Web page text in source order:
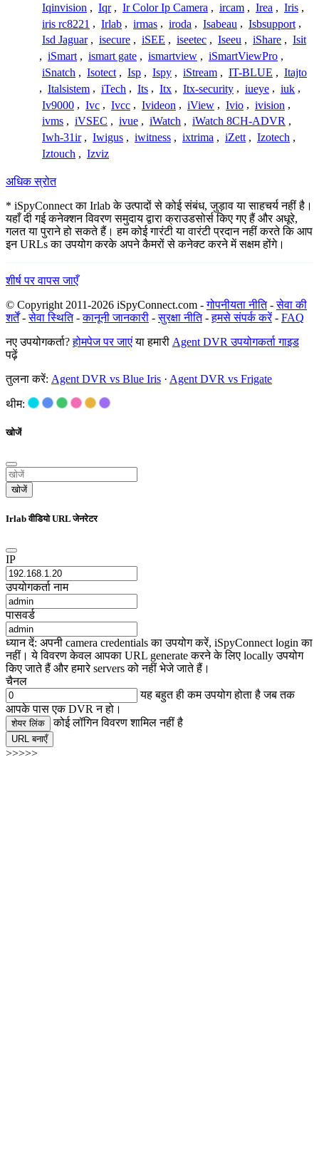
Iqinvision , Iqr , Ir Color Ip Camera , ircam , Irea , Iris ,
iris rc8221 , Irlab , irmas , iroda , Isabeau , Isbsupport ,
Isd Jaguar , isecure , iSEE , iseetec , Iseeu , iShare , Isit
, iSmart , ismart gate , ismartview , iSmartViewPro ,
iSnatch , Isotect , Isp , Ispy , iStream , IT-BLUE , Itajto
, Italsistem , iTech , Its , Itx , Itx-security , iueye , iuk ,
Iv9000 , Ivc , Ivcc , Ivideon , iView , Ivio , ivision ,
ivms , iVSEC , ivue , iWatch , iWatch 8CH-ADVR ,
Iwh-31ir , Iwigus , iwitness , ixtrima , iZett , Izotech ,
Iztouch , Izviz
अधिक स्रोत
* iSpyConnect का Irlab के उत्पादों से कोई संबंध, जुड़ाव या साहचर्य नहीं है।
यहाँ दी गई कनेक्शन विवरण समुदाय द्वारा क्राउडसोर्स किए गए हैं और अधूरे,
गलत या पुराने हो सकते हैं। हम कोई गारंटी या वारंटी प्रदान नहीं करते कि आप
इन URLs का उपयोग करके अपने कैमरों से कनेक्ट करने में सक्षम होंगे।
शीर्ष पर वापस जाएँ
© Copyright 2011-2026 iSpyConnect.com -गोपनीयता नीति-सेवा की
शर्तें-सेवा स्थिति-कानूनी जानकारी -सुरक्षा नीति-हमसे संपर्क करें- FAQ
नए उपयोगकर्ता?होमपेज पर जाएंया हमारी Agent DVR उपयोगकर्ता गाइड
पढ़ें
तुलना करें: Agent DVR vs Blue Iris · Agent DVR vs Frigate
थीम:
खोजें
खोजें
Irlab वीडियो URL जेनरेटर
IP
उपयोगकर्ता नाम
पासवर्ड
ध्यान दें: अपनी camera credentials का उपयोग करें, iSpyConnect login का
नहीं। ये विवरण केवल आपका URL generate करने के लिए locally उपयोग
किए जाते हैं और हमारे servers को नहीं भेजे जाते हैं।
चैनल
यह बहुत ही कम उपयोग होता है जब तक
आपके पास एक DVR न हो।
शेयर लिंक कोई लॉगिन विवरण शामिल नहीं है
URL बनाएँ
>>>>>